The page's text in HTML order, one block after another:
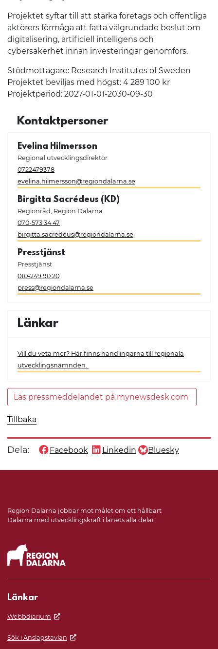
Projektet syftar till att stärka företags och offentliga
aktörers förmåga att fatta välgrundade beslut om
digitalisering, artificiell intelligens och
cybersäkerhet innan investeringar genomförs.
Stödmottagare: Research Institutes of Sweden
Projektet beviljas med högst: 4 289 100 kr
Projektperiod: 2027-01-01-2030-09-30
Kontaktpersoner
Evelina Hilmersson
Regional utvecklingsdirektör
0722479378
evelina.hilmersson@regiondalarna.se
Birgitta Sacrédeus (KD)
Regionråd, Region Dalarna
070-573 34 47
birgitta.sacredeus@regiondalarna.se
Presstjänst
Presstjänst
010-249 90 20
press@regiondalarna.se
Länkar
Vill du veta mer? Här finns handlingarna till regionala
utvecklingsnämnden.
Läs pressmeddelandet på mynewsdesk.com
Tillbaka
Dela: Dela denna sida på
Facebook
Dela denna sida på
Linkedin
Dela denna sida på
Bluesky
Region Dalarna jobbar mot målet om ett hållbart
Dalarna med utvecklingskraft i länets alla delar.
Länkar
Webbdiarium
Sök i Anslagstavlan